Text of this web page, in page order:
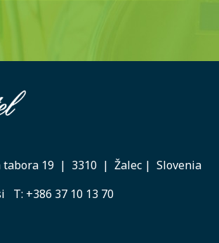
tabora 19 | 3310 | Žalec | Slovenia
T: +386 37 10 13 70